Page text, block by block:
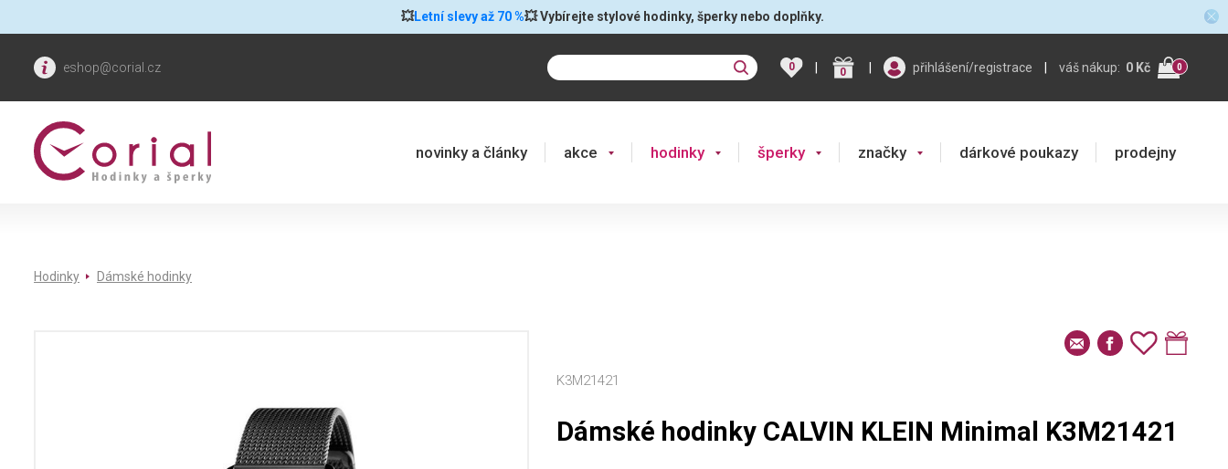
💥Letní slevy až 70 %💥 Vybírejte stylové hodinky, šperky nebo doplňky.
eshop@corial.cz 0 | 0 | přihlášení/registrace | váš nákup: 0 Kč 0
novinky a články akce hodinky šperky značky dárkové poukazy prodejny
Hodinky Dámské hodinky
K3M21421
Dámské hodinky CALVIN KLEIN Minimal K3M21421